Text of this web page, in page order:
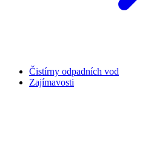
Čistírny odpadních vod
Zajímavosti